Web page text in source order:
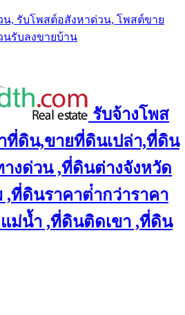
, รับโพสต์อสังหาด่วน, โพสต์ขาย
นรับลงขายบ้าน
รับจ้างโพส
ที่ดิน,ขายที่ดินเปล่า,ที่ดิน
งด่วน ,ที่ดินต่างจังหวัด
,ที่ดินราคาต่ํากว่าราคา
ม่น้ำ ,ที่ดินติดเขา ,ที่ดิน